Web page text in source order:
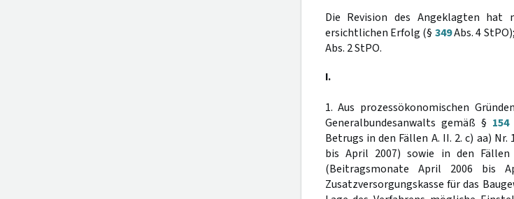
Die Revision des Angeklagten hat
ersichtlichen Erfolg (§ 349Abs. 4
Abs. 2 StPO.
I.
1. Aus prozessökonomischen
Generalbundesanwalts gemäß § 154
Betrugs in den Fällen A. II. 2. c) aa)
bis April 2007) sowie in den
(Beitragsmonate April 2006 bis
Zusatzversorgungskasse für das